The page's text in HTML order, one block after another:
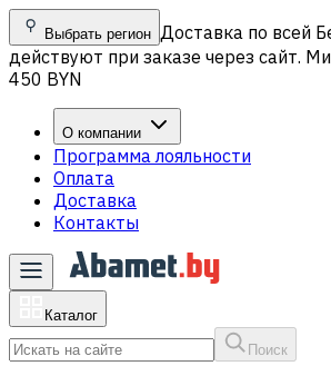
Выбрать регион Доставка по всей
действуют при заказе через сайт.
450 BYN
О компании
Программа лояльности
Оплата
Доставка
Контакты
Каталог
Поиск